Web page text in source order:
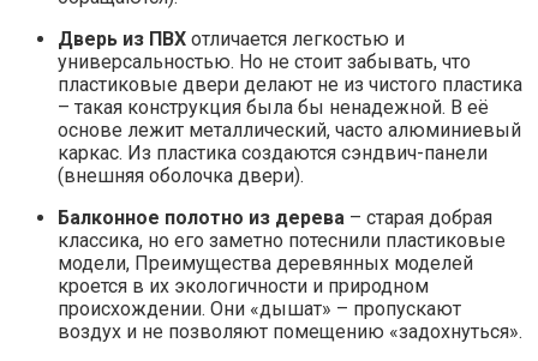
Дверь из ПВХ отличается легкостью и
универсальностью. Но не стоит забывать, что
пластиковые двери делают не из чистого пластика
– такая конструкция была бы ненадежной. В её
основе лежит металлический, часто алюминиевый
каркас. Из пластика создаются сэндвич-панели
(внешняя оболочка двери).
Балконное полотно из дерева – старая добрая
классика, но его заметно потеснили пластиковые
модели, Преимущества деревянных моделей
кроется в их экологичности и природном
происхождении. Они «дышат» – пропускают
воздух и не позволяют помещению «задохнуться».